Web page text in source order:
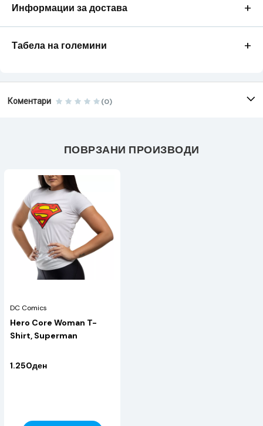
Информации за достава +
Табела на големини +
Коментари (0)
ПОВРЗАНИ ПРОИЗВОДИ
DC Comics
Hero Core Woman T-
Shirt, Superman
1.250ден